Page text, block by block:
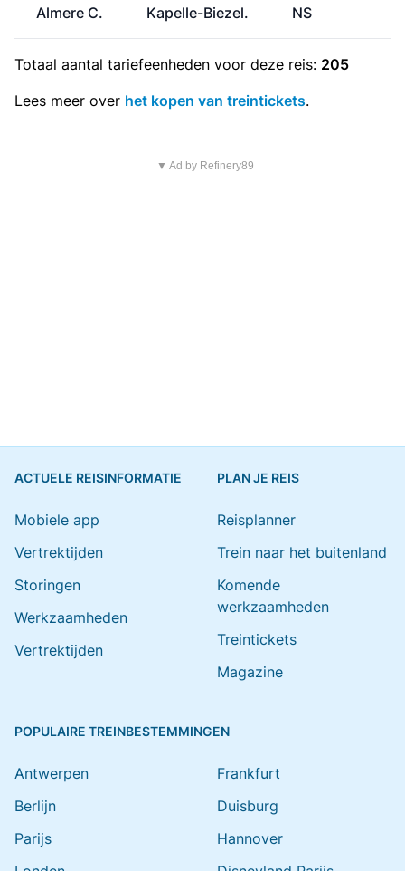
Almere C. Kapelle-Biezel. NS
Totaal aantal tariefeenheden voor deze reis: 205
Lees meer over het kopen van treintickets.
▼ Ad by Refinery89
ACTUELE REISINFORMATIE
Mobiele app
Vertrektijden
Storingen
Werkzaamheden
Vertrektijden
PLAN JE REIS
Reisplanner
Trein naar het buitenland
Komende
werkzaamheden
Treintickets
Magazine
POPULAIRE TREINBESTEMMINGEN
Antwerpen
Berlijn
Parijs
Frankfurt
Duisburg
Hannover